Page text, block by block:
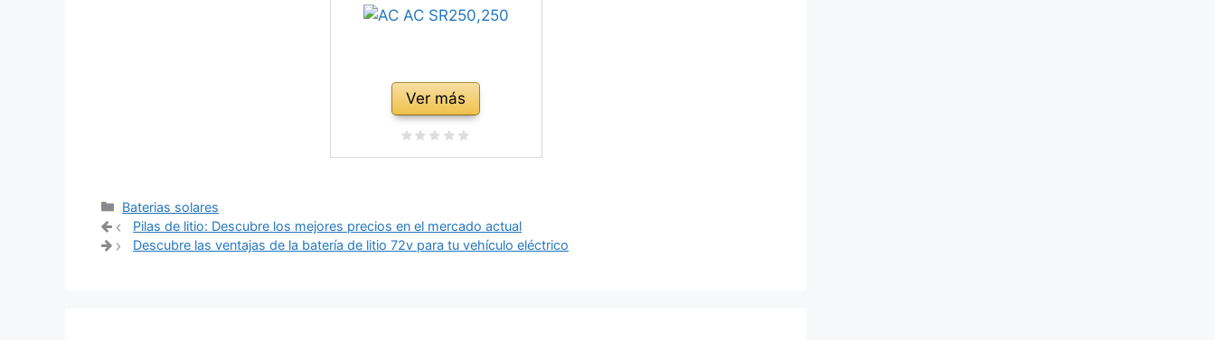
Ver más
Categorías
Baterias solares
Navegación
de
Pilas de litio: Descubre los mejores precios en el mercado actual
Descubre las ventajas de la batería de litio 72v para tu vehículo eléctrico